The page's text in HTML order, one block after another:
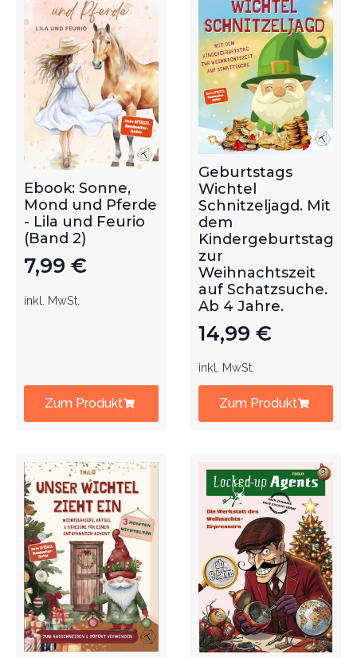
Ebook: Sonne,
Mond und Pferde
- Lila und Feurio
(Band 2)
7,99 €
inkl. MwSt.
Zum Produkt
Geburtstags
Wichtel
Schnitzeljagd. Mit
dem
Kindergeburtstag
zur
Weihnachtszeit
auf Schatzsuche.
Ab 4 Jahre.
14,99 €
inkl. MwSt.
Zum Produkt